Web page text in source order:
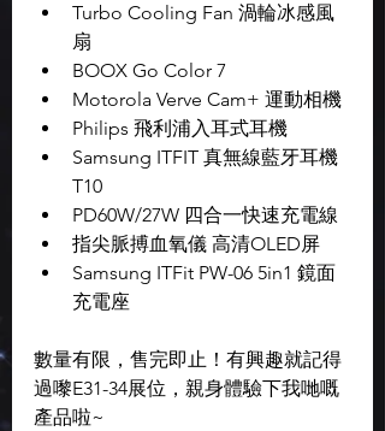
Turbo Cooling Fan 渦輪冰感風
扇
BOOX Go Color 7
Motorola Verve Cam+ 運動相機
Philips 飛利浦入耳式耳機
Samsung ITFIT 真無線藍牙耳機
T10
PD60W/27W 四合一快速充電線
指尖脈搏血氧儀 高清OLED屏
Samsung ITFit PW-06 5in1 鏡面
充電座
數量有限，售完即止！有興趣就記得
過嚟E31-34展位，親身體驗下我哋嘅
產品啦~